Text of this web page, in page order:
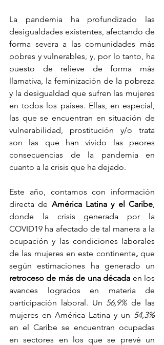
La pandemia ha profundizado las
desigualdades existentes, afectando de
forma severa a las comunidades más
pobres y vulnerables, y, por lo tanto, ha
puesto de relieve de forma más
llamativa, la feminización de la pobreza
y la desigualdad que sufren las mujeres
en todos los países. Ellas, en especial,
las que se encuentran en situación de
vulnerabilidad, prostitución y/o trata
son las que han vivido las peores
consecuencias de la pandemia en
cuanto a la crisis que ha dejado.
Este año, contamos con información
directa de América Latina y el Caribe
donde la crisis generada por la
COVID19 ha afectado de tal manera a la
ocupación y las condiciones laborales
de las mujeres en este continente, que
retroceso de más de una década en los
avances logrados en materia de
participación laboral. Un 56,9% de las
mujeres en América Latina y un 54,3%
en el Caribe se encuentran ocupadas
en sectores en los que se prevé un